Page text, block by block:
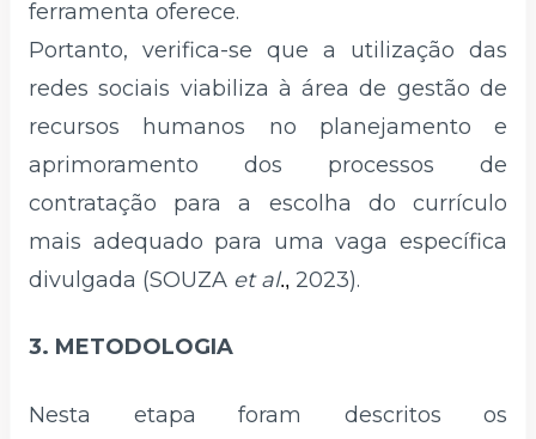
ferramenta oferece.
Portanto, verifica-se que a utilização das
redes sociais viabiliza à área de gestão de
recursos humanos no planejamento e
aprimoramento dos processos de
contratação para a escolha do currículo
mais adequado para uma vaga específica
divulgada (SOUZA et al., 2023).
3. METODOLOGIA
Nesta etapa foram descritos os